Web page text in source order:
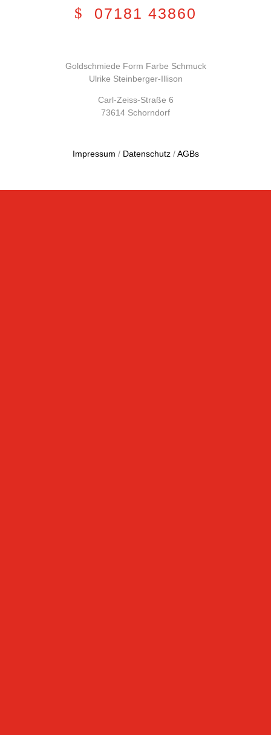
07181 43860
Goldschmiede Form Farbe Schmuck
Ulrike Steinberger-Illison
Carl-Zeiss-Straße 6
73614 Schorndorf
Impressum / Datenschutz /AGBs